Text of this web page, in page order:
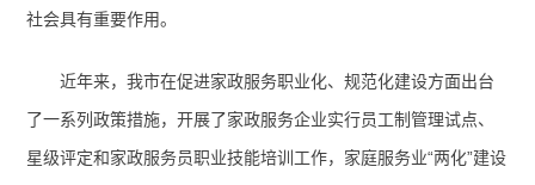
社会具有重要作用。
近年来，我市在促进家政服务职业化、规范化建设方面出台
了一系列政策措施，开展了家政服务企业实行员工制管理试点、
星级评定和家政服务员职业技能培训工作，家庭服务业“两化”建设